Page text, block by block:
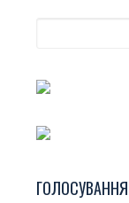
ГОЛОСУВАННЯ